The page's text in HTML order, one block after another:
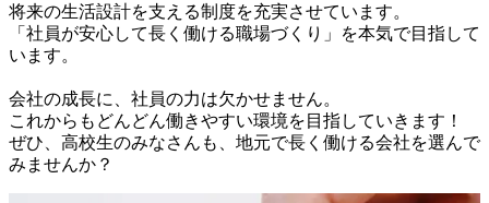
将来の生活設計を支える制度を充実させています。
「社員が安心して長く働ける職場づくり」を本気で目指して
います。
会社の成長に、社員の力は欠かせません。
これからもどんどん働きやすい環境を目指していきます！
ぜひ、高校生のみなさんも、地元で長く働ける会社を選んで
みませんか？